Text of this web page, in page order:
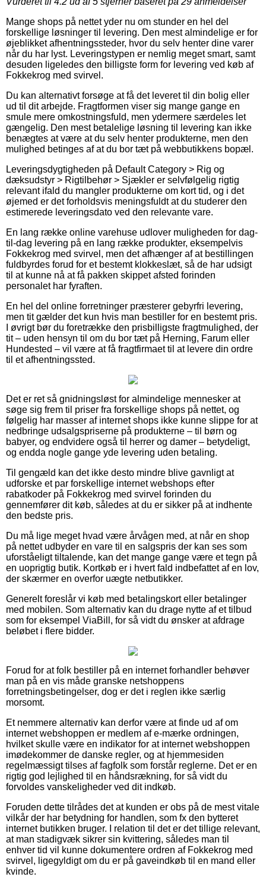
Mange shops på nettet yder nu om stunder en hel del
forskellige løsninger til levering. Den mest almindelige er for
øjeblikket afhentningssteder, hvor du selv henter dine varer
når du har lyst. Leveringstypen er nemlig meget smart, samt
desuden ligeledes den billigste form for levering ved køb af
Fokkekrog med svirvel.
Du kan alternativt forsøge at få det leveret til din bolig eller
ud til dit arbejde. Fragtformen viser sig mange gange en
smule mere omkostningsfuld, men ydermere særdeles let
gængelig. Den mest betalelige løsning til levering kan ikke
benægtes at være at du selv henter produkterne, men den
mulighed betinges af at du bor tæt på webbutikkens bopæl.
Leveringsdygtigheden på Default Category > Rig og
dæksudstyr > Rigtilbehør > Sjækler er selvfølgelig rigtig
relevant ifald du mangler produkterne om kort tid, og i det
øjemed er det forholdsvis meningsfuldt at du studerer den
estimerede leveringsdato ved den relevante vare.
En lang række online varehuse udlover muligheden for dag-
til-dag levering på en lang række produkter, eksempelvis
Fokkekrog med svirvel, men det afhænger af at bestillingen
fuldbyrdes forud for et bestemt klokkeslæt, så de har udsigt
til at kunne nå at få pakken skippet afsted forinden
personalet har fyraften.
En hel del online forretninger præsterer gebyrfri levering,
men tit gælder det kun hvis man bestiller for en bestemt pris.
I øvrigt bør du foretrække den prisbilligste fragtmulighed, der
tit – uden hensyn til om du bor tæt på Herning, Farum eller
Hundested – vil være at få fragtfirmaet til at levere din ordre
til et afhentningssted.
Det er ret så gnidningsløst for almindelige mennesker at
søge sig frem til priser fra forskellige shops på nettet, og
følgelig har masser af internet shops ikke kunne slippe for at
nedbringe udsalgspriserne på produkterne – til børn og
babyer, og endvidere også til herrer og damer – betydeligt,
og endda nogle gange yde levering uden betaling.
Til gengæld kan det ikke desto mindre blive gavnligt at
udforske et par forskellige internet webshops efter
rabatkoder på Fokkekrog med svirvel forinden du
gennemfører dit køb, således at du er sikker på at indhente
den bedste pris.
Du må lige meget hvad være årvågen med, at når en shop
på nettet udbyder en vare til en salgspris der kan ses som
uforståeligt tiltalende, kan det mange gange være et tegn på
en uoprigtig butik. Kortkøb er i hvert fald indbefattet af en lov,
der skærmer en overfor uægte netbutikker.
Generelt foreslår vi køb med betalingskort eller betalinger
med mobilen. Som alternativ kan du drage nytte af et tilbud
som for eksempel ViaBill, for så vidt du ønsker at afdrage
beløbet i flere bidder.
Forud for at folk bestiller på en internet forhandler behøver
man på en vis måde granske netshoppens
forretningsbetingelser, dog er det i reglen ikke særlig
morsomt.
Et nemmere alternativ kan derfor være at finde ud af om
internet webshoppen er medlem af e-mærke ordningen,
hvilket skulle være en indikator for at internet webshoppen
imødekommer de danske regler, og at hjemmesiden
regelmæssigt tilses af fagfolk som forstår reglerne. Det er en
rigtig god lejlighed til en håndsrækning, for så vidt du
forvoldes vanskeligheder ved dit indkøb.
Foruden dette tilrådes det at kunden er obs på de mest vitale
vilkår der har betydning for handlen, som fx den bytteret
internet butikken bruger. I relation til det er det tillige relevant,
at man stadigvæk sikrer sin kvittering, således man til
enhver tid vil kunne dokumentere ordren af Fokkekrog med
svirvel, ligegyldigt om du er på gaveindkøb til en mand eller
kvinde.